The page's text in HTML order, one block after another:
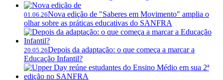
01.06.26Nova edição de "Saberes em Movimento" amplia o
olhar sobre as práticas educativas do SANFRA
20.05.26Depois da adaptação: o que começa a marcar a
Educação Infantil?